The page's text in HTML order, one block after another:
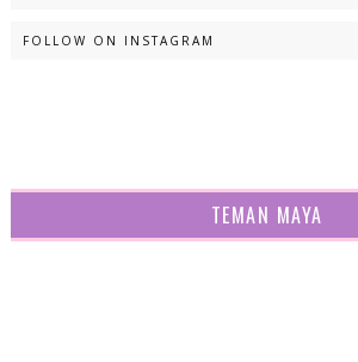
FOLLOW ON INSTAGRAM
TEMAN MAYA